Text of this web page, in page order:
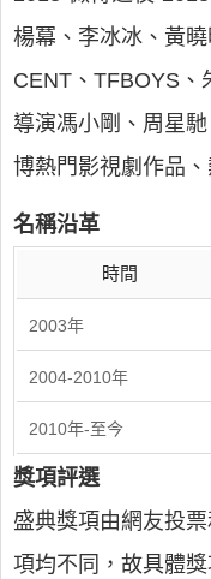
楊冪、李冰冰、黃
CENT、TFBOYS、
導演馮小剛、周星
博熱門影視劇作品
名稱沿革
時間
2003年
2004-2010年
2010年-至今
獎項評選
盛典獎項由網友投
項均不同，故具體